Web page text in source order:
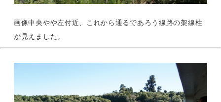
画像中央やや左付近、これから通るであろう線路の架線柱
が見えました。